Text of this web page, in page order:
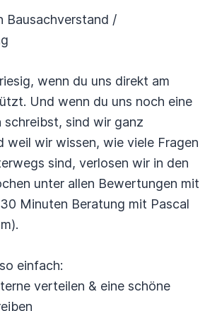
Bausachverstand /
wenn du uns direkt am
Und wenn du uns noch eine
schreibst, sind wir ganz
weil wir wissen, wie viele Fragen
sind, verlosen wir in den
unter allen Bewertungen mit
Minuten Beratung mit Pascal
einfach:
verteilen & eine schöne